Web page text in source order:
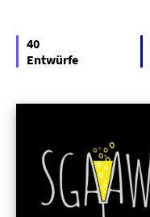
40
Entwürfe